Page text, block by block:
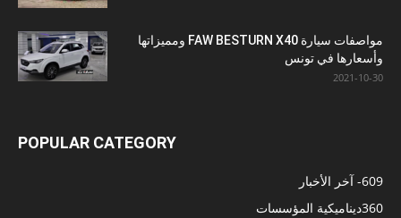
مواصفات سيارة FAW BESTURN X40 ومميزاتها
وأسعارها في تونس
2021-10-30
POPULAR CATEGORY
- آخر الأخبار609
ديناميكية المؤسسات360